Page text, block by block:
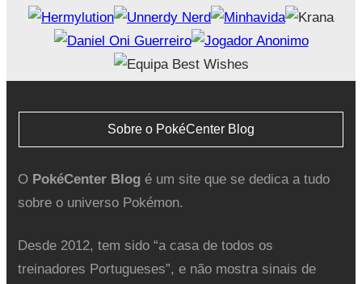
Sobre o PokéCenter Blog
O PokéCenter Blogé um site que se dedica a tudo
sobre o universo Pokémon.
Desde 2012, tem sido “a casa de todos os
treinadores Portugueses”, e não mostra sinais de